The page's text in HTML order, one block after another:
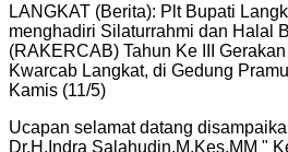
LANGKAT (Berita): Plt Bupati
menghadiri Silaturrahmi dan Halal
(RAKERCAB) Tahun Ke III
Kwarcab Langkat, di Gedung
Kamis (11/5)
Ucapan selamat datang
Dr.H.Indra Salahudin,M.Kes,MM "